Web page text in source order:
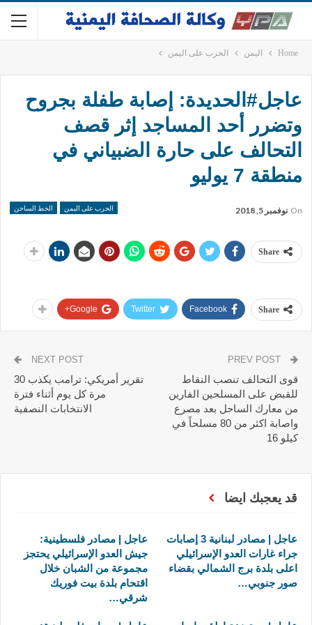
Home اليمن الحرب على اليمن
عاجل#الحديدة: إصابة طفلة بجروح
وتضرر أحد المساجد إثر قصف
التحالف على حارة الضبياني في
منطقة 7 يوليو
الحرب على اليمن الخط الساخن On نوفمبر 5, 2018
Share
Share
Facebook
Twitter
Google+
قوى التحالف تنصب النقاط
للقبض على المسلحين الفارين
من معارك الساحل بعد مصرع
واصابة اكثر من 80 مسلحاً في
كيلو 16
NEXT POST
تقرير أمريكي: ترامب يكذب 30
مرة كل يوم أثناء فترة
الانتخابات النصفية
قد يعجبك ايضا
عاجل | مصادر لبنانية 3 إصابات
جراء غارات العدو الإسرائيلي
اعلى بلدة برج الشمالي بقضاء
صور جنوبي…
عاجل | مصادر فلسطينية:
جيش العدو الإسرائيلي يحتجز
مجموعة من الشبان خلال
اقتحام بلدة بيت فوريك
شرقي…